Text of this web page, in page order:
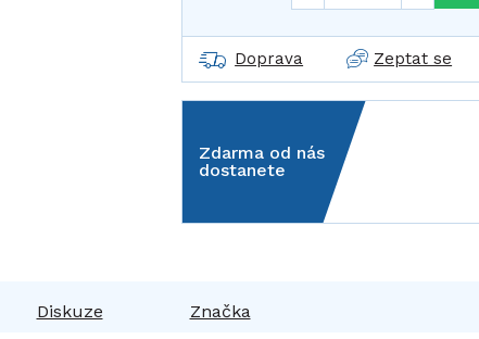
Měrná cena:
Zdarma od nás
dostanete
Doprava Zeptat se
Diskuze Značka